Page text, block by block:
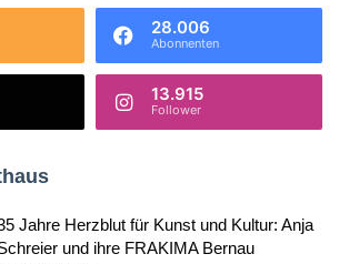
28.006
Abonnenten
13.915
Follower
Jahre Herzblut für Kunst und Kultur: Anja
und ihre FRAKIMA Bernau